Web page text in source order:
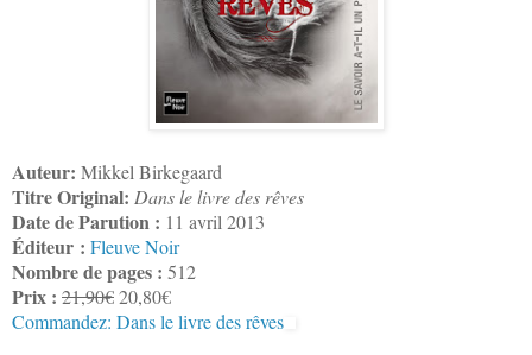
Auteur: Mikkel Birkegaard
Titre Original: Dans le livre des rêves
Date de Parution : 11 avril 2013
Éditeur : Fleuve Noir
Nombre de pages : 512
Prix : 21,90€20,80€
Commandez: Dans le livre des rêves